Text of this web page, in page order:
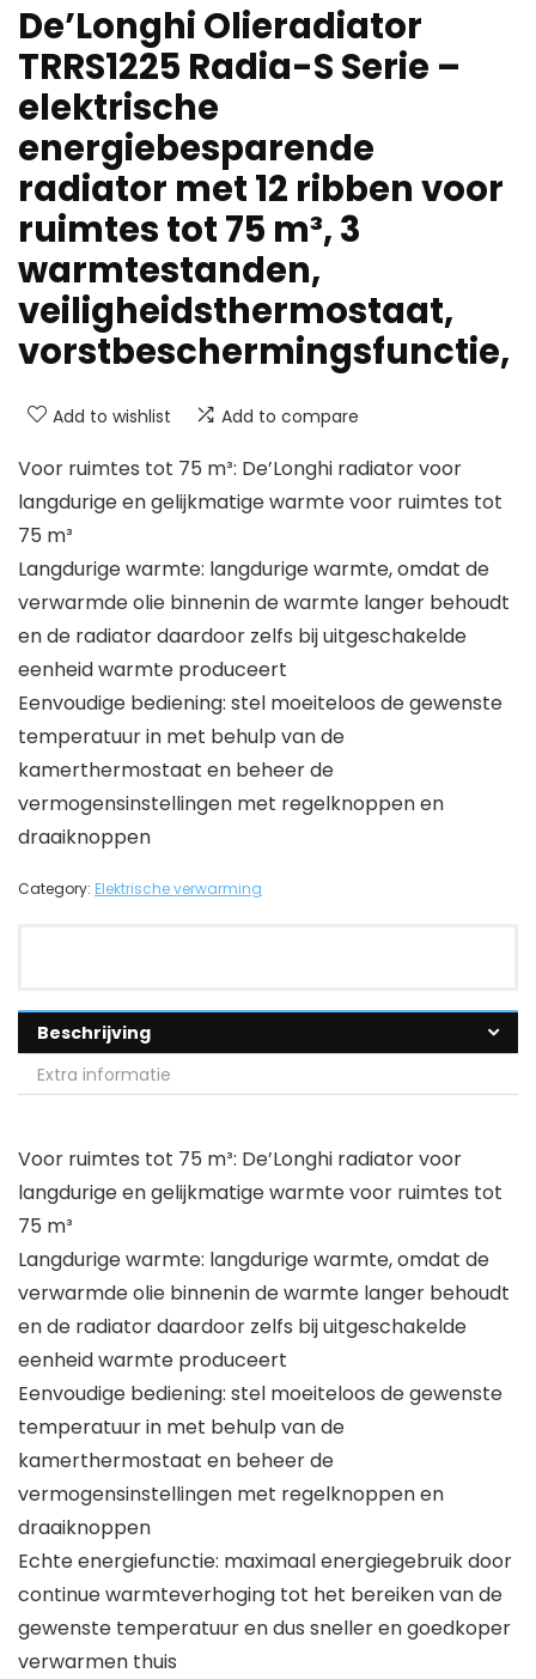
De’Longhi Olieradiator
TRRS1225 Radia-S Serie –
elektrische
energiebesparende
radiator met 12 ribben voor
ruimtes tot 75 m³, 3
warmtestanden,
veiligheidsthermostaat,
vorstbeschermingsfunctie,
Add to wishlist Add to compare
Voor ruimtes tot 75 m³: De’Longhi radiator voor
langdurige en gelijkmatige warmte voor ruimtes tot
75 m³
Langdurige warmte: langdurige warmte, omdat de
verwarmde olie binnenin de warmte langer behoudt
en de radiator daardoor zelfs bij uitgeschakelde
eenheid warmte produceert
Eenvoudige bediening: stel moeiteloos de gewenste
temperatuur in met behulp van de
kamerthermostaat en beheer de
vermogensinstellingen met regelknoppen en
draaiknoppen
Category: Elektrische verwarming
Beschrijving
Extra informatie
Voor ruimtes tot 75 m³: De’Longhi radiator voor
langdurige en gelijkmatige warmte voor ruimtes tot
75 m³
Langdurige warmte: langdurige warmte, omdat de
verwarmde olie binnenin de warmte langer behoudt
en de radiator daardoor zelfs bij uitgeschakelde
eenheid warmte produceert
Eenvoudige bediening: stel moeiteloos de gewenste
temperatuur in met behulp van de
kamerthermostaat en beheer de
vermogensinstellingen met regelknoppen en
draaiknoppen
Echte energiefunctie: maximaal energiegebruik door
continue warmteverhoging tot het bereiken van de
gewenste temperatuur en dus sneller en goedkoper
verwarmen thuis